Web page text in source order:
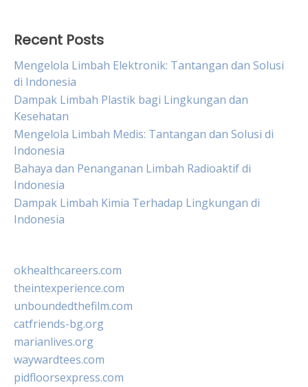
Recent Posts
Mengelola Limbah Elektronik: Tantangan dan Solusi
di Indonesia
Dampak Limbah Plastik bagi Lingkungan dan
Kesehatan
Mengelola Limbah Medis: Tantangan dan Solusi di
Indonesia
Bahaya dan Penanganan Limbah Radioaktif di
Indonesia
Dampak Limbah Kimia Terhadap Lingkungan di
Indonesia
okhealthcareers.com
theintexperience.com
unboundedthefilm.com
catfriends-bg.org
marianlives.org
waywardtees.com
pidfloorsexpress.com